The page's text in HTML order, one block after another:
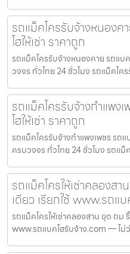
รถแม็คโครรับจ้างหนองค
โฮให้เช่า ราคาถูก
รถแม็คโครรับจ้างหนองคาย รถแบ
วงจร ทั่วไทย 24 ชั่วโมง รถแม็คโค
รถแม็คโครรับจ้างกำแพง
โฮให้เช่า ราคาถูก
รถแม็คโครรับจ้างกำแพงเพชร รถแ
ครบวงจร ทั่วไทย 24 ชั่วโมง รถแ
รถแม็คโครให้เช่าคลองส
เดียว เรียกใช้ www.รถแ
รถแม็คโครให้เช่าคลองสาน ขุด ถม
www.รถแบคโฮรับจ้าง.com — ไม่